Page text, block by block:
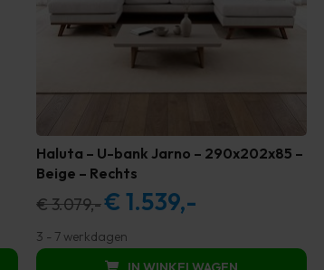
Haluta – U-bank Jarno – 290x202x85 –
Beige – Rechts
€3.079,-Oorspronkelijke
was:
€ 1.539,-
is:
3 - 7 werkdagen